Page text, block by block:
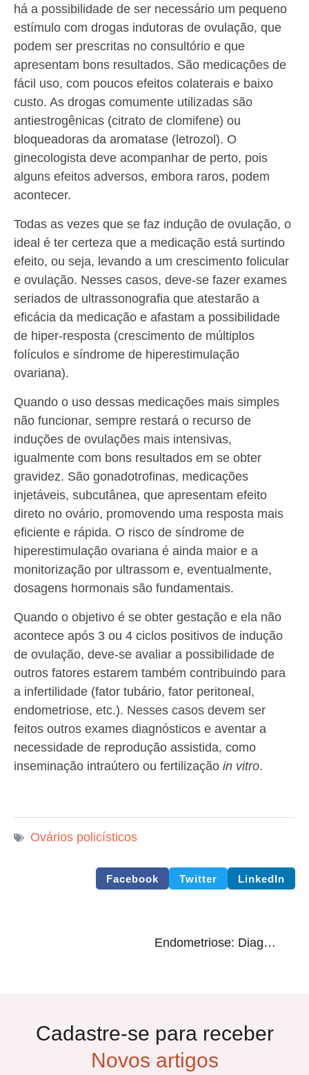
há a possibilidade de ser necessário um pequeno
estímulo com drogas indutoras de ovulação, que
podem ser prescritas no consultório e que
apresentam bons resultados. São medicações de
fácil uso, com poucos efeitos colaterais e baixo
custo. As drogas comumente utilizadas são
antiestrogênicas (citrato de clomifene) ou
bloqueadoras da aromatase (letrozol). O
ginecologista deve acompanhar de perto, pois
alguns efeitos adversos, embora raros, podem
acontecer.
Todas as vezes que se faz indução de ovulação, o
ideal é ter certeza que a medicação está surtindo
efeito, ou seja, levando a um crescimento folicular
e ovulação. Nesses casos, deve-se fazer exames
seriados de ultrassonografia que atestarão a
eficácia da medicação e afastam a possibilidade
de hiper-resposta (crescimento de múltiplos
folículos e síndrome de hiperestimulação
ovariana).
Quando o uso dessas medicações mais simples
não funcionar, sempre restará o recurso de
induções de ovulações mais intensivas,
igualmente com bons resultados em se obter
gravidez. São gonadotrofinas, medicações
injetáveis, subcutânea, que apresentam efeito
direto no ovário, promovendo uma resposta mais
eficiente e rápida. O risco de síndrome de
hiperestimulação ovariana é ainda maior e a
monitorização por ultrassom e, eventualmente,
dosagens hormonais são fundamentais.
Quando o objetivo é se obter gestação e ela não
acontece após 3 ou 4 ciclos positivos de indução
de ovulação, deve-se avaliar a possibilidade de
outros fatores estarem também contribuindo para
a infertilidade (fator tubário, fator peritoneal,
endometriose, etc.). Nesses casos devem ser
feitos outros exames diagnósticos e aventar a
necessidade de reprodução assistida, como
inseminação intraútero ou fertilização in vitro.
Ovários policísticos
Facebook Twitter LinkedIn
Endometriose: Diagnóstico e tratamento
Cadastre-se para receber
Novos artigos